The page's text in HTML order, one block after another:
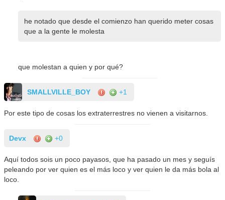
he notado que desde el comienzo han querido meter cosas
que a la gente le molesta
que molestan a quien y por qué?
SMALLVILLE_BOY +1
Por este tipo de cosas los extraterrestres no vienen a visitarnos.
Devx +0
Aquí todos sois un poco payasos, que ha pasado un mes y seguís
peleando por ver quien es el más loco y ver quien le da más bola al
loco.